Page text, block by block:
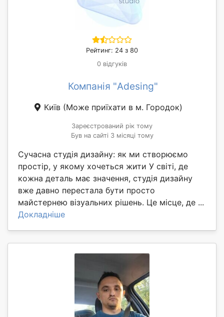
Рейтинг: 24 з 80
0 відгуків
Компанія "Adesing"
Київ (Може приїхати в м. Городок)
Зареєстрований рік тому
Був на сайті 3 місяці тому
Сучасна студія дизайну: як ми створюємо
простір, у якому хочеться жити У світі, де
кожна деталь має значення, студія дизайну
вже давно перестала бути просто
майстернею візуальних рішень. Це місце, де ...
Докладніше